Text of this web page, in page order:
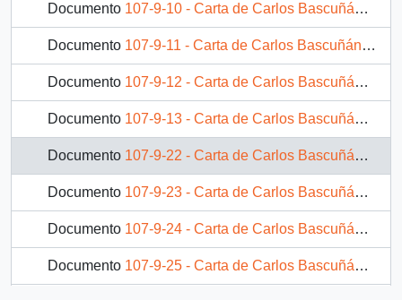
Documento 107-9-10 - Carta de Carlos Bascuñán Edwards, Jefe de Gabinete Presidencial, a René Maturana Maldonado, Alcalde de Pichilemu, sobre invitación al Presidente de la República a ceremonia del centenario de Pichilemu.
Documento 107-9-11 - Carta de Carlos Bascuñán Edwards, Jefe de Gabinete Presidencial, a Oriette Marino W., Directora Escuela D-597 de La Cisterna, sobre invitación al Presidente de la República a aniversario del establecimiento
Documento 107-9-12 - Carta de Carlos Bascuñán Edwards, Jefe de Gabinete Presidencial, a Iván Navarro Abarzúa, Director General DIGEDER, sobre invitación al Presidente de la República a inauguración de Encuentro Internacional de Mini-Basquetbol en Melipilla
Documento 107-9-13 - Carta de Carlos Bascuñán Edwards, Jefe de Gabinete Presidencial, a Marta Ossa de Errázuriz, Vice Presidenta Ejecutiva del Voto Nacional O’Higgins, sobre solicitud de audiencia con el Presidente de la República
Documento 107-9-22 - Carta de Carlos Bascuñán Edwards, Jefe de Gabinete Presidencial, a Hernán Pinto Miranda, Alcalde de Valparaíso, sobre invitación al Presidente de la República a clausura de Simposio Nacional de Juntas de Vecinos
Documento 107-9-23 - Carta de Carlos Bascuñán Edwards, Jefe de Gabinete Presidencial, a Jorge Mario Quinzio, Presidente Capítulo Chileno del Ombudsman, sobre invitación al Presidente de la República a II Simposio Nacional del Ombudsman
Documento 107-9-24 - Carta de Carlos Bascuñán Edwards, Jefe de Gabinete Presidencial, a Jaime Ravinet de la Fuente, Alcalde de Santiago, sobre invitación al Presidente de la República a aniversario del Museo Chileno de Arte Precolombino
Documento 107-9-25 - Carta de Carlos Bascuñán Edwards, Jefe de Gabinete Presidencial, a Daniel Rodriguez Vergara, Presidente E.A.P., sobre solicitud de audiencia con el Presidente de la República